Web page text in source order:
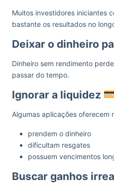
Muitos investidores iniciantes
bastante os resultados no
Deixar o dinheiro
Dinheiro sem rendimento
passar do tempo.
Ignorar a liquidez
Algumas aplicações oferecem
prendem o dinheiro
dificultam resgates
possuem vencimentos
Buscar ganhos